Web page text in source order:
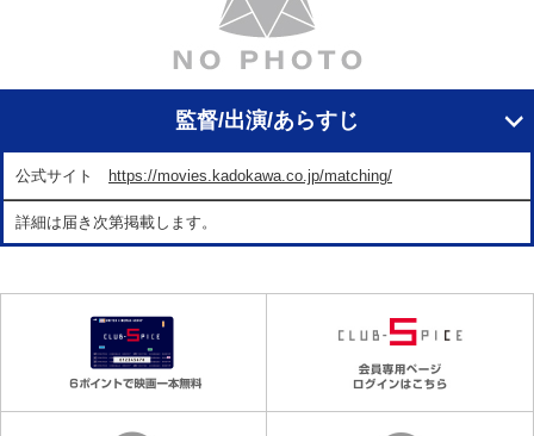
監督/出演/あらすじ
公式サイト https://movies.kadokawa.co.jp/matching/
詳細は届き次第掲載します。